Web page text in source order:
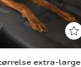
extra-large